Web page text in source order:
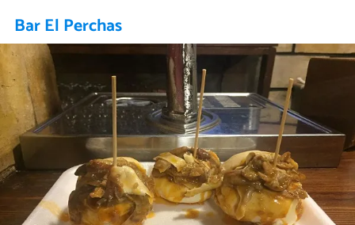
Bar El Perchas